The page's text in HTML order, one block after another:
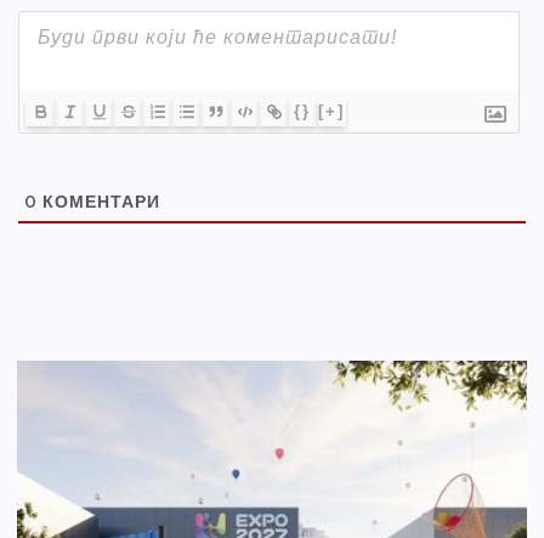
{} [+]
0 КОМЕНТАРИ